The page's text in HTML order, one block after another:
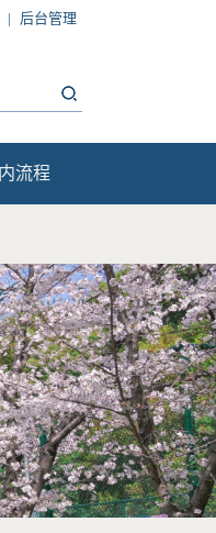
| 后台管理
流程